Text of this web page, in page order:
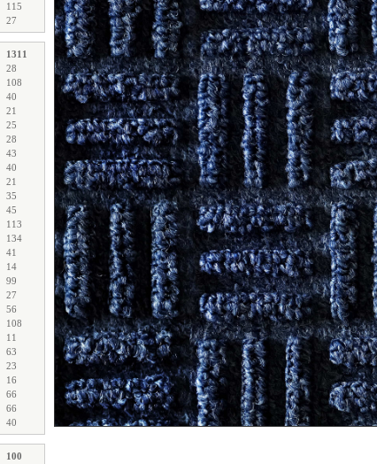
115
27
1311
28
108
40
21
25
28
43
40
21
35
45
113
134
41
14
99
27
56
108
11
63
23
16
66
66
40
100